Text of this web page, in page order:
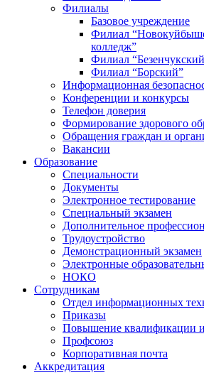
Филиалы
Базовое учреждение
Филиал
колледж”
Филиал
Филиал “Борский”
Информационная
Конференции и конкурсы
Телефон доверия
Формирование здорового
Обращения граждан и
Вакансии
Образование
Специальности
Документы
Электронное тестирование
Специальный экзамен
Дополнительное
Трудоустройство
Демонстрационный экзамен
Электронные
НОКО
Сотрудникам
Отдел информационных
Приказы
Повышение квалификации и
Профсоюз
Корпоративная почта
Аккредитация